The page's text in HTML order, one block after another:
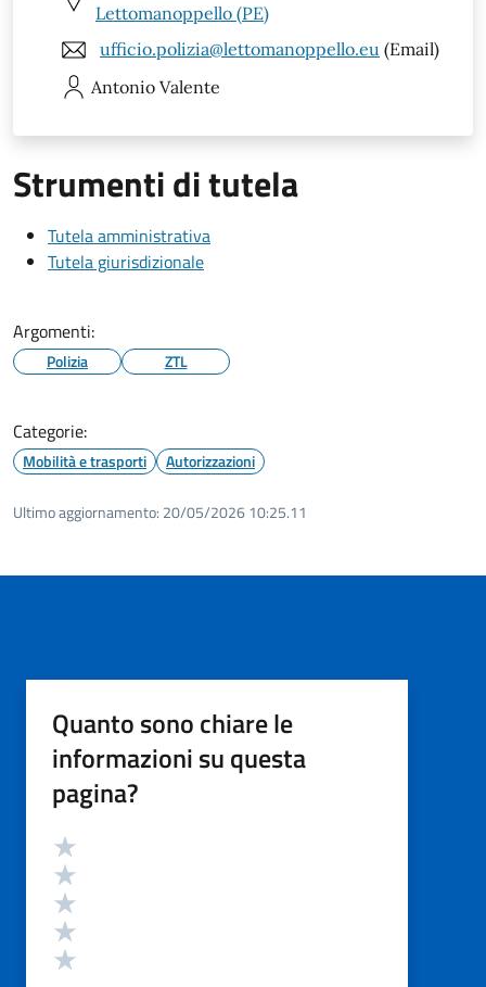
Lettomanoppello (PE)
ufficio.polizia@lettomanoppello.eu (Email)
Antonio Valente
Strumenti di tutela
Tutela amministrativa
Tutela giurisdizionale
Argomenti:
Polizia ZTL
Categorie:
Mobilità e trasporti Autorizzazioni
Ultimo aggiornamento: 20/05/2026 10:25.11
Quanto sono chiare le
informazioni su questa
pagina?
Valutazione